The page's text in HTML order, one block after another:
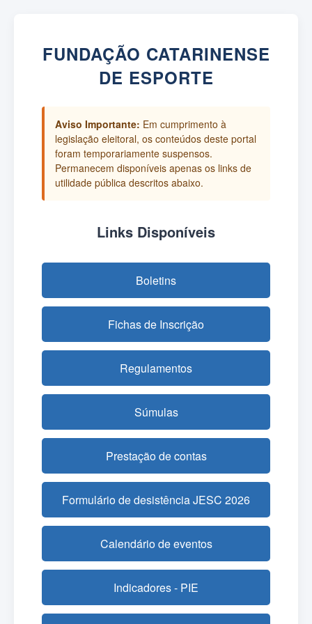
FUNDAÇÃO CATARINENSE
DE ESPORTE
Aviso Importante: Em cumprimento à
legislação eleitoral, os conteúdos deste portal
foram temporariamente suspensos.
Permanecem disponíveis apenas os links de
utilidade pública descritos abaixo.
Links Disponíveis
Boletins
Fichas de Inscrição
Regulamentos
Súmulas
Prestação de contas
Formulário de desistência JESC 2026
Calendário de eventos
Indicadores - PIE